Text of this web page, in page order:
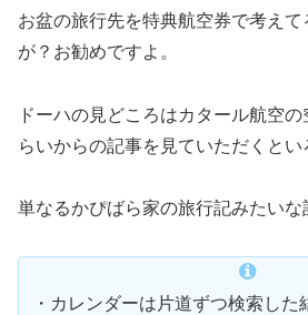
お盆の旅行先を特典航空券で考え
が？お勧めですよ。
ドーハの見どころはカタール航空
らいからの記事を見ていただくとい
単なるかぴばら家の旅行記みたいな
・カレンダーは片道ずつ検索した